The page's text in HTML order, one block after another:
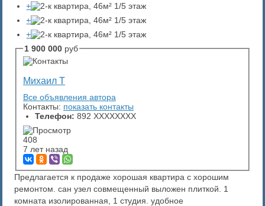
+
+
+
1 900 000 руб
Михаил Т
Все объявления автора
Контакты: показать контакты
Телефон: 892 XXXXXXXX
408
7 лет назад
Предлагается к продаже хорошая квартира с хорошим
ремонтом. сан узел совмещенный выложен плиткой. 1
комната изолированная, 1 студия. удобное